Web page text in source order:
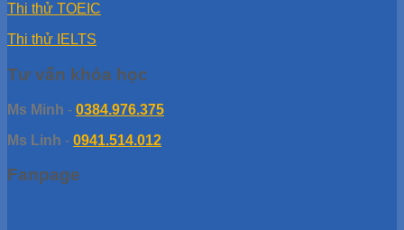
Thi thử TOEIC
Thi thử IELTS
Tư vấn khóa học
Ms Minh - 0384.976.375
Ms Linh - 0941.514.012
Fanpage